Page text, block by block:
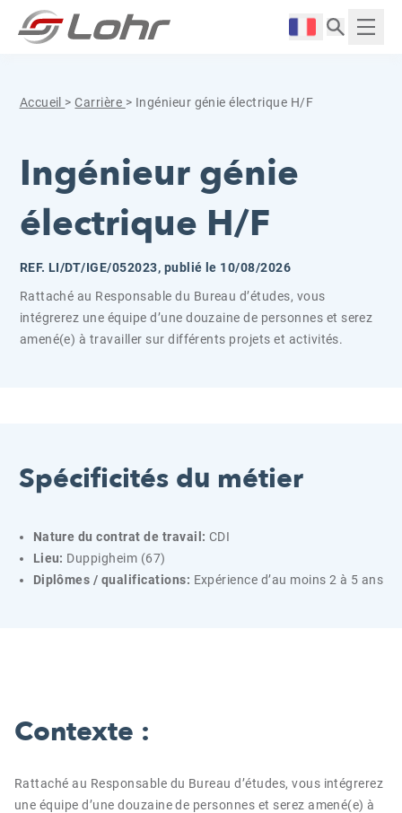
Aller directement au contenu
Langue :
Accueil >Carrière > Ingénieur génie électrique H/F
Ingénieur génie
électrique H/F
REF. LI/DT/IGE/052023, publié le 10/08/2026
Rattaché au Responsable du Bureau d’études, vous
intégrerez une équipe d’une douzaine de personnes et serez
amené(e) à travailler sur différents projets et activités.
Spécificités du métier
Nature du contrat de travail: CDI
Lieu: Duppigheim (67)
Diplômes / qualifications: Expérience d’au moins 2 à 5 ans
Contexte :
Rattaché au Responsable du Bureau d’études, vous intégrerez
une équipe d’une douzaine de personnes et serez amené(e) à
Panneau de gestion des cookies